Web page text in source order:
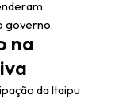
governo.
na
da Itaipu